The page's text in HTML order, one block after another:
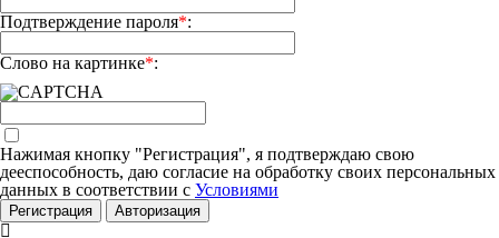
Подтверждение пароля*:
Слово на картинке*:
Нажимая кнопку "Регистрация", я подтверждаю свою
дееспособность, даю согласие на обработку своих персональных
данных в соответствии с Условиями
Регистрация Авторизация